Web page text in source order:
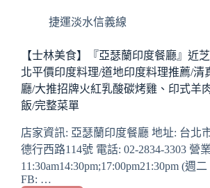
貴
材、
中
藥
材,
細
慢
燉,
造
捷運淡水信義線
【士林美食】『亞瑟蘭印度餐廳』近
北平價印度料理/道地印度料理推薦/清
廳/大推招牌火紅乳酸碳烤雞、印式羊
飯/完整菜單
店家資訊: 亞瑟蘭印度餐廳 地址: 台北
德行西路114號 電話: 02-2834-3303 營
11:30am14:30pm;17:00pm21:30pm (週
FB: …